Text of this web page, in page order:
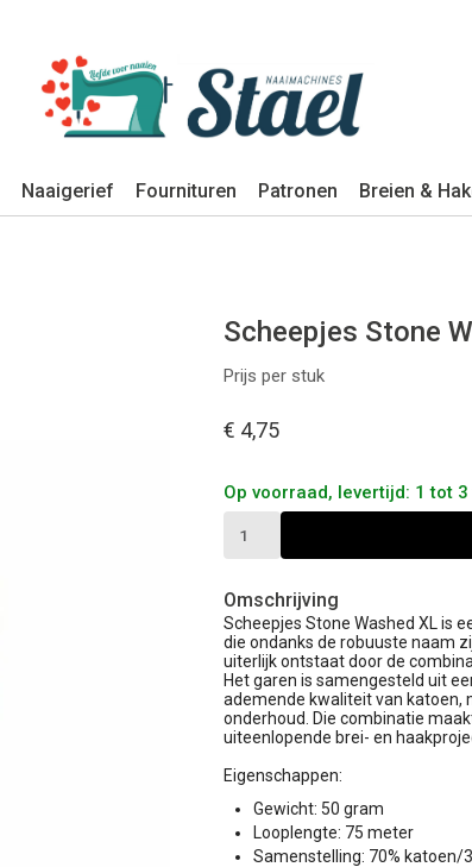
Naaigerief Fournituren Patronen Breien &
Scheepjes Stone
Prijs per stuk
€ 4,75
Op voorraad, levertijd: 1 tot
Omschrijving
Scheepjes Stone Washed XL is
die ondanks de robuuste naam
uiterlijk ontstaat door de
Het garen is samengesteld uit
ademende kwaliteit van katoen,
onderhoud. Die combinatie
uiteenlopende brei- en
Eigenschappen:
Gewicht: 50 gram
Looplengte: 75 meter
Samenstelling: 70% katoen/